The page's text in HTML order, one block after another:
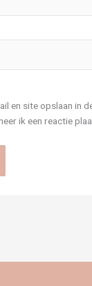
en site opslaan in
ik een reactie